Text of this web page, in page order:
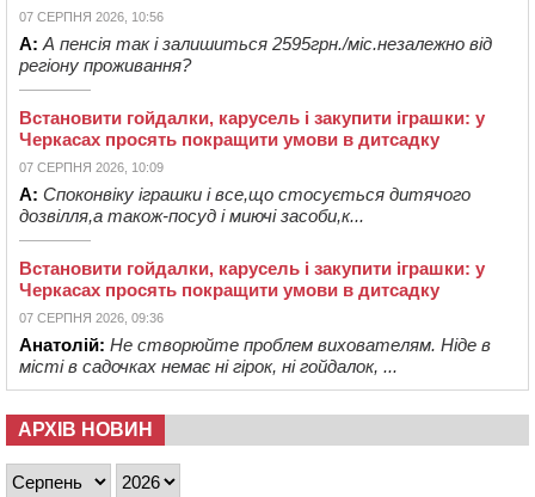
07 СЕРПНЯ 2026, 10:56
А: А пенсія так і залишиться 2595грн./міс.незалежно від
регіону проживання?
Встановити гойдалки, карусель і закупити іграшки: у
Черкасах просять покращити умови в дитсадку
07 СЕРПНЯ 2026, 10:09
А: Споконвіку іграшки і все,що стосується дитячого
дозвілля,а також-посуд і миючі засоби,к...
Встановити гойдалки, карусель і закупити іграшки: у
Черкасах просять покращити умови в дитсадку
07 СЕРПНЯ 2026, 09:36
Анатолій: Не створюйте проблем вихователям. Ніде в
місті в садочках немає ні гірок, ні гойдалок, ...
АРХІВ НОВИН